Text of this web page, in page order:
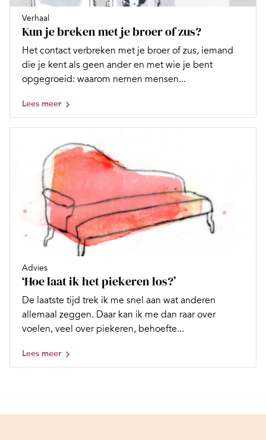
Verhaal
Kun je breken met je broer of zus?
Het contact verbreken met je broer of zus, iemand
die je kent als geen ander en met wie je bent
opgegroeid: waarom nemen mensen...
Lees meer
Advies
‘Hoe laat ik het piekeren los?’
De laatste tijd trek ik me snel aan wat anderen
allemaal zeggen. Daar kan ik me dan raar over
voelen, veel over piekeren, behoefte...
Lees meer